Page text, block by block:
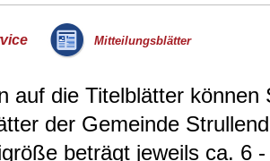
Mitteilungsblätter
auf die Titelblätter
der Gemeinde
beträgt jeweils ca. 6